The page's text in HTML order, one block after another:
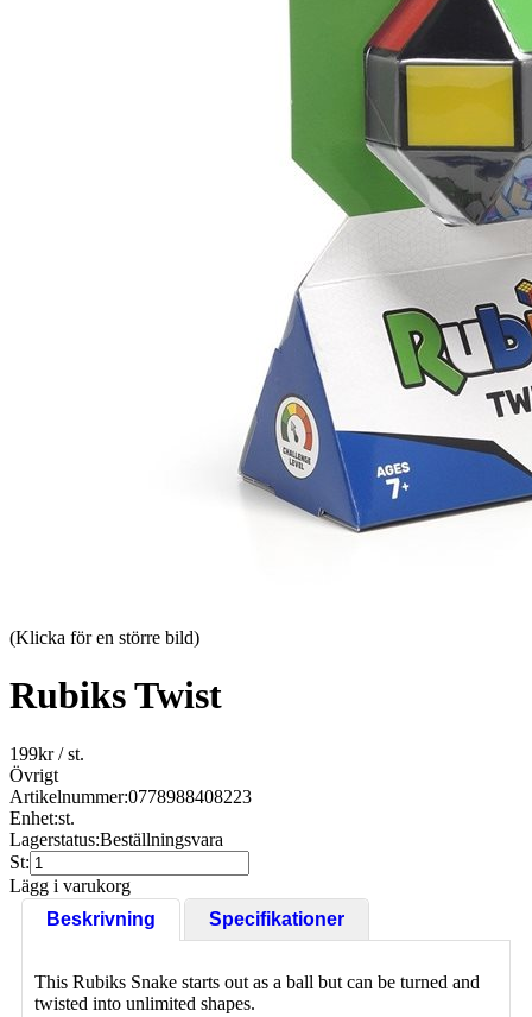
(Klicka för en större bild)
Rubiks Twist
199kr/ st.
Övrigt
Artikelnummer:0778988408223
Enhet:st.
Lagerstatus:Beställningsvara
St:
Lägg i varukorg
Beskrivning
Specifikationer
This Rubiks Snake starts out as a ball but can be turned and
twisted into unlimited shapes.